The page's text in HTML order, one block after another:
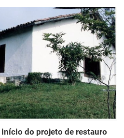
do projeto de restauro